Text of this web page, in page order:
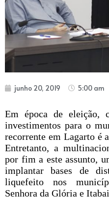
junho 20, 2019 5:00 am
Em época de eleição,
investimentos para o
recorrente em Lagarto é
Entretanto, a
por fim a este assunto,
implantar bases de
liquefeito nos
Senhora da Glória e